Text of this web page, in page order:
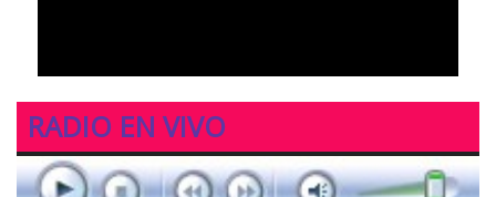
RADIO EN VIVO